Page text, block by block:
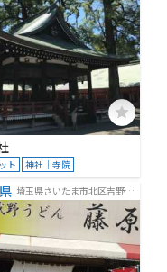
ト 神社｜寺院
埼玉県さいたま市北区吉野町
２丁目２２４−１